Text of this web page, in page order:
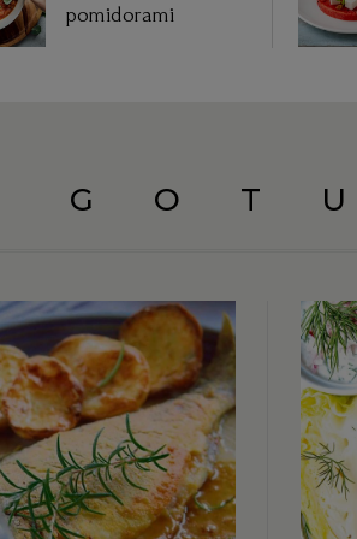
pomidorami